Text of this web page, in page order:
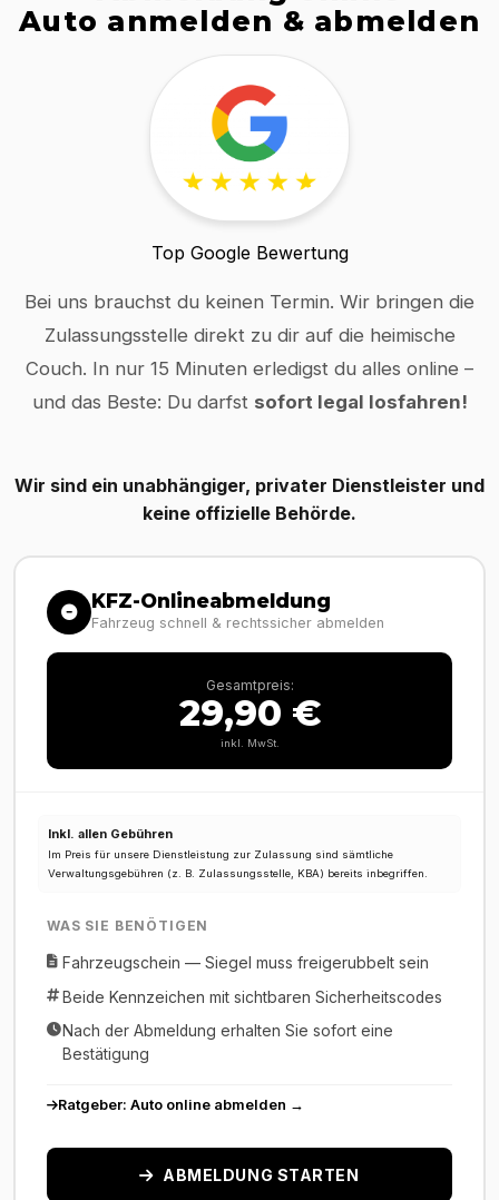
Auto anmelden & abmelden
Top Google Bewertung
Bei uns brauchst du keinen Termin. Wir bringen die
Zulassungsstelle direkt zu dir auf die heimische
Couch. In nur 15 Minuten erledigst du alles online –
und das Beste: Du darfst sofort legal losfahren!
Wir sind ein unabhängiger, privater Dienstleister und
keine offizielle Behörde.
KFZ-Onlineabmeldung
Fahrzeug schnell & rechtssicher abmelden
Gesamtpreis:
29,90 €
inkl. MwSt.
Inkl. allen Gebühren
Im Preis für unsere Dienstleistung zur Zulassung sind sämtliche
Verwaltungsgebühren (z. B. Zulassungsstelle, KBA) bereits inbegriffen.
WAS SIE BENÖTIGEN
Fahrzeugschein — Siegel muss freigerubbelt sein
Beide Kennzeichen mit sichtbaren Sicherheitscodes
Nach der Abmeldung erhalten Sie sofort eine
Bestätigung
Ratgeber: Auto online abmelden →
ABMELDUNG STARTEN